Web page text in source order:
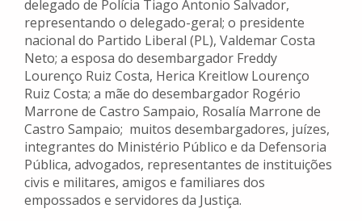
delegado de Polícia Tiago Antonio Salvador,
representando o delegado-geral; o presidente
nacional do Partido Liberal (PL), Valdemar Costa
Neto; a esposa do desembargador Freddy
Lourenço Ruiz Costa, Herica Kreitlow Lourenço
Ruiz Costa; a mãe do desembargador Rogério
Marrone de Castro Sampaio, Rosalía Marrone de
Castro Sampaio; muitos desembargadores, juízes,
integrantes do Ministério Público e da Defensoria
Pública, advogados, representantes de instituições
civis e militares, amigos e familiares dos
empossados e servidores da Justiça.